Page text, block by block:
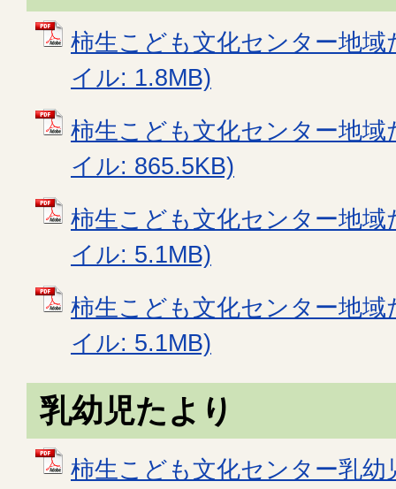
柿生こども文化センター地
イル: 1.8MB)
柿生こども文化センター地
イル: 865.5KB)
柿生こども文化センター地
イル: 5.1MB)
柿生こども文化センター地
イル: 5.1MB)
乳幼児たより
柿生こども文化センター乳